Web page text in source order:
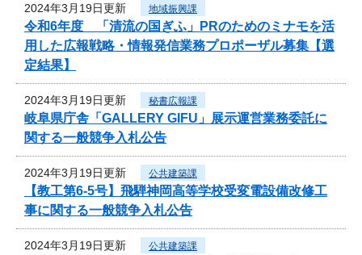
2024年3月19日更新 地域振興課
令和6年度 「清流の国ぎふ」PRのためのミナモを活
用した広報戦略・情報発信業務プロポーザル募集【選
定結果】
2024年3月19日更新 秘書広報課
岐阜県庁舎「GALLERY GIFU」展示運営業務委託に
関する一般競争入札公告
2024年3月19日更新 公共建築課
【教工第6-5号】飛騨神岡高等学校受変電設備改修工
事に関する一般競争入札公告
2024年3月19日更新 公共建築課